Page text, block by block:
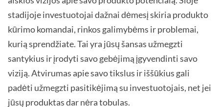
stadijoje investuotojai dažnai dėmesį skiria produkto
kūrimo komandai, rinkos galimybėms ir problemai,
kurią sprendžiate. Tai yra jūsų šansas užmegzti
santykius ir įrodyti savo gebėjimą įgyvendinti savo
viziją. Atvirumas apie savo tikslus ir iššūkius gali
padėti užmegzti pasitikėjimą su investuotojais, net jei
jūsų produktas dar nėra tobulas.